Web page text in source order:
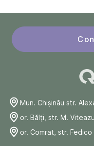
Mun. Chişinău str.
or. Bălți, str. M.
or. Comrat, str. Fedico